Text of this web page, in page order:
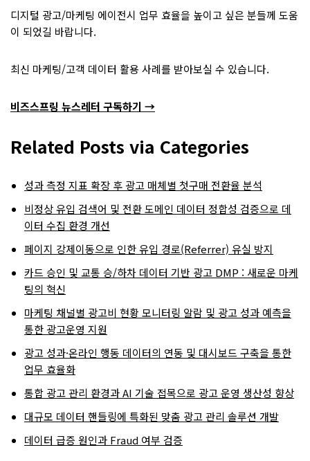
디지털 광고/마케팅 에이전시 업무 효율을 높이고 싶은 분들께 도움
이 되었길 바랍니다.
최신 마케팅/고객 데이터 활용 사례를 받아보실 수 있습니다.
비즈스프링 뉴스레터 구독하기 →
Related Posts via Categories
성과 측정 지표 확장 후 광고 매체별 첫구매 전환율 분석
비정상 유입 검색어 및 전환 도메인 데이터 정합성 검증으로 데
이터 수집 환경 개선
페이지 강제이동으로 인한 유입 경로(Referrer) 유실 방지
카드 승인 및 교통 승/하차 데이터 기반 광고 DMP : 새로운 마케
팅의 혁신
마케팅 채널별 광고비 현황 모니터링 알람 및 광고 성과 예측을
통한 광고운영 지원
광고 성과·온라인 행동 데이터의 연동 및 대시보드 구축을 통한
업무 효율화
통합 광고 관리 환경과 AI 기술 접목으로 광고 운영 생산성 향상
대규모 데이터 핸들링에 특화된 맞춤 광고 관리 솔루션 개발
데이터 급증 원인과 Fraud 여부 검증